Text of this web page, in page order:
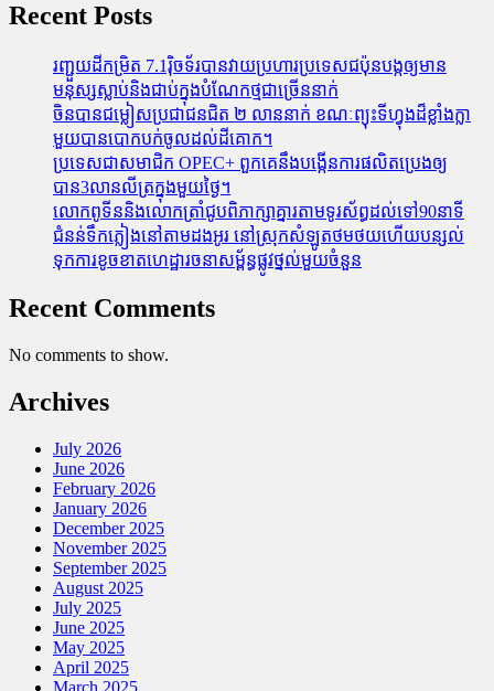
Recent Posts
រញ្ជួយដីកម្រិត​ 7.1រ៉ិចទ័របានវាយប្រហារប្រទេសជប៉ុនបង្កឲ្យមាន
មនុស្សស្លាប់​និង​ជាប់ក្នុងបំណែកថ្មជាច្រើននាក់
ចិនបានជម្លៀសប្រជាជនជិត ២ លាននាក់ ខណៈព្យុះទីហ្វុងដ៏ខ្លាំងក្លា
មួយបានបោកបក់ចូលដល់ដីគោក។
ប្រទេសជាសមាជិក OPEC+​ ពួកគេនឹងបង្កើនការផលិតប្រេងឲ្យ
បាន3លានលីត្រក្នុងមួយថ្ងៃ។
លោកពូទីននិងលោកត្រាំជូបពិភាក្សាគ្នារតាមទូរស័ព្ធដល់ទៅ90នាទី
ជំនន់​ទឹកភ្លៀង​នៅ​តាម​ដងអូរ​ នៅ​ស្រុក​សំឡូត​ថមថយ​ហើយ​បន្សល់​
ទុក​ការ​ខូចខាត​ហេដ្ឋារចនាសម្ព័ន្ធ​ផ្លូវថ្នល់​មួយ​ចំនួន
Recent Comments
No comments to show.
Archives
July 2026
June 2026
February 2026
January 2026
December 2025
November 2025
September 2025
August 2025
July 2025
June 2025
May 2025
April 2025
March 2025